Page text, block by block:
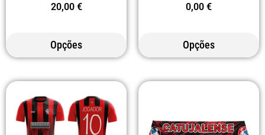
20,00 €
Opções
0,00 €
Opções